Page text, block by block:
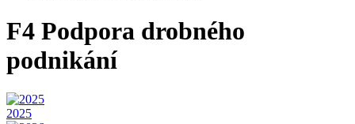
F4 Podpora drobného
podnikání
2025